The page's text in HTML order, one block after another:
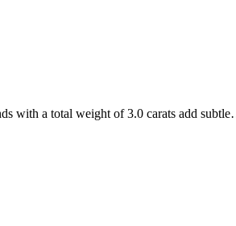
with a total weight of 3.0 carats add subtle